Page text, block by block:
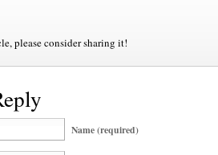
please consider sharing it!
Name (required)